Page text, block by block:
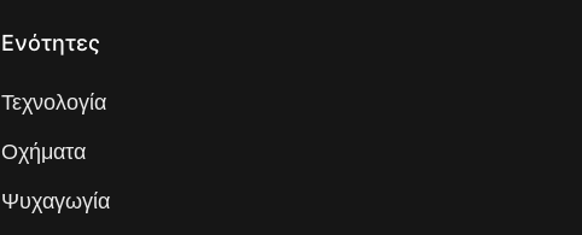
Ενότητες
Τεχνολογία
Οχήματα
Ψυχαγωγία